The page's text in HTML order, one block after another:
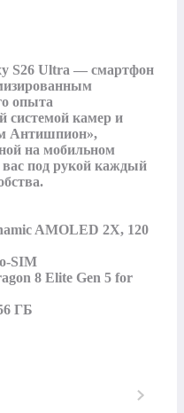
S26 Ultra — смартфон
опыта
системой камер и
Антишпион»,
на мобильном
вас под рукой каждый
AMOLED 2X, 120
SIM
8 Elite Gen 5 for
ГБ